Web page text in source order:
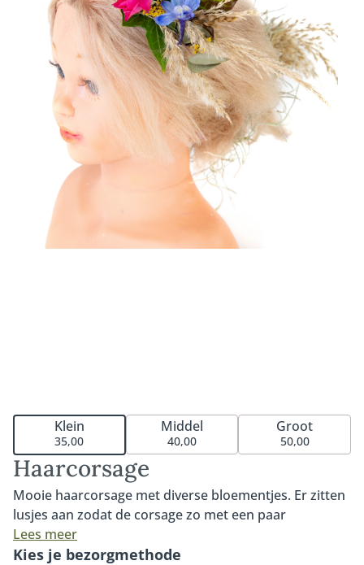
Haarcorsage
Mooie haarcorsage met diverse bloementjes. Er zitten
lusjes aan zodat de corsage zo met een paar
schuifspeldjes vast gemaakt kunnen worden! Op de
foto staat de midden maat €40,-.
Lees meer
Klein
35,00
Middel
40,00
Groot
50,00
Kies je bezorgmethode